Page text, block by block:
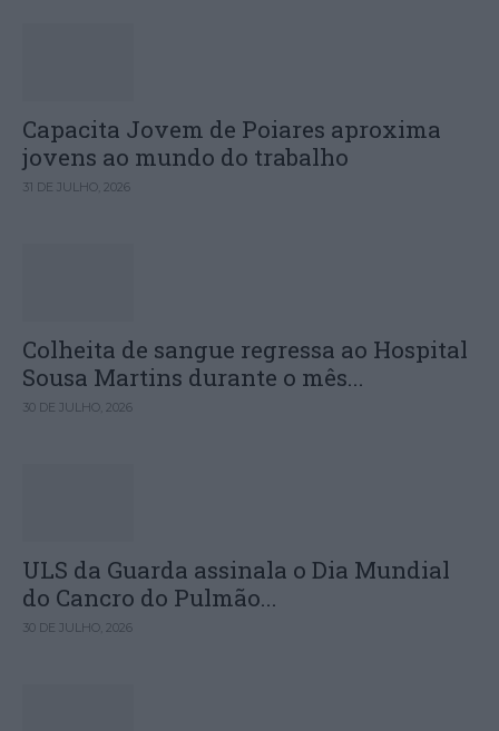
Capacita Jovem de Poiares aproxima
jovens ao mundo do trabalho
31 DE JULHO, 2026
Colheita de sangue regressa ao Hospital
Sousa Martins durante o mês...
30 DE JULHO, 2026
ULS da Guarda assinala o Dia Mundial
do Cancro do Pulmão...
30 DE JULHO, 2026